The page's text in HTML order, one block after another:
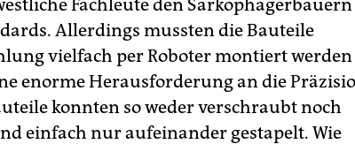
Fachleute den Sarkophagerbauern
Allerdings mussten die Bauteile
vielfach per Roboter montiert werden
enorme Herausforderung an die
konnten so weder verschraubt noch
einfach nur aufeinander gestapelt. Wie